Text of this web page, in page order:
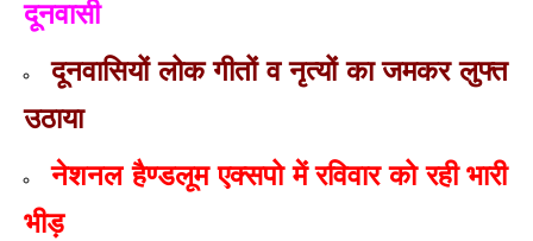
दूनवासी
दूनवासियों लोक गीतों व नृत्यों का जमकर लुफ्त
उठाया
नेशनल हैण्डलूम एक्सपो में रविवार को रही भारी
भीड़